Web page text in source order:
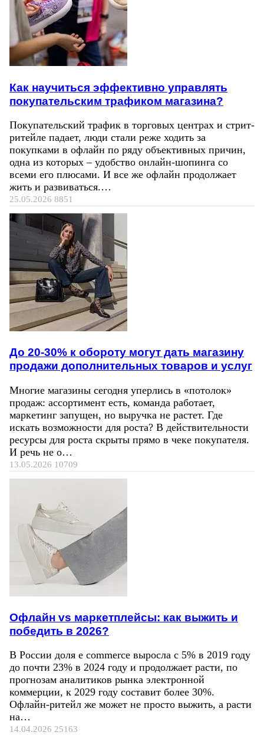
Как научиться эффективно управлять
покупательским трафиком магазина?
Покупательский трафик в торговых центрах и стрит-
ритейле падает, люди стали реже ходить за
покупками в офлайн по ряду объективных причин,
одна из которых – удобство онлайн-шопинга со
всеми его плюсами. И все же офлайн продолжает
жить и развиваться.…
25.05.2026 8851
До 20-30% к обороту могут дать магазину
продажи дополнительных товаров и услуг
Многие магазины сегодня уперлись в «потолок»
продаж: ассортимент есть, команда работает,
маркетинг запущен, но выручка не растет. Где
искать возможности для роста? В действительности
ресурсы для роста скрыты прямо в чеке покупателя.
И речь не о…
13.05.2026 10709
Офлайн vs маркетплейсы: как выжить и
победить в 2026?
В России доля e commerce выросла с 5% в 2019 году
до почти 23% в 2024 году и продолжает расти, по
прогнозам аналитиков рынка электронной
коммерции, к 2029 году составит более 30%.
Офлайн-ритейл же может не просто выжить, а расти
на…
14.04.2026 25163